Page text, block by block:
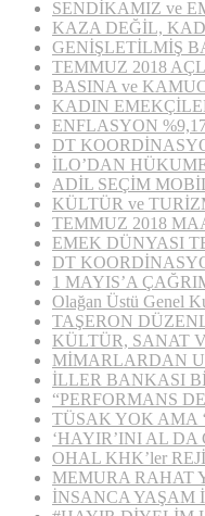
SENDİKAMIZ ve
KAZA DEĞİL,
GENİŞLETİLMİŞ
TEMMUZ 2018
BASINA ve
KADIN
ENFLASYON
DT
İLO’DAN
ADİL SEÇİM
KÜLTÜR ve
TEMMUZ 2018
EMEK DÜNYASI
DT
1 MAYIS’A
Olağan Üstü Genel
TAŞERON
KÜLTÜR, SANAT
MİMARLARDAN
İLLER BANKASI
“PERFORMANS
TÜSAK YOK AMA
‘HAYIR’INI AL
OHAL KHK’ler
MEMURA RAHAT
İNSANCA YAŞAM